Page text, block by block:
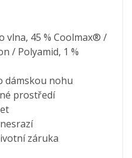
vlna, 45 % Coolmax® /
/ Polyamid, 1 %
dámskou nohu
prostředí
záruka